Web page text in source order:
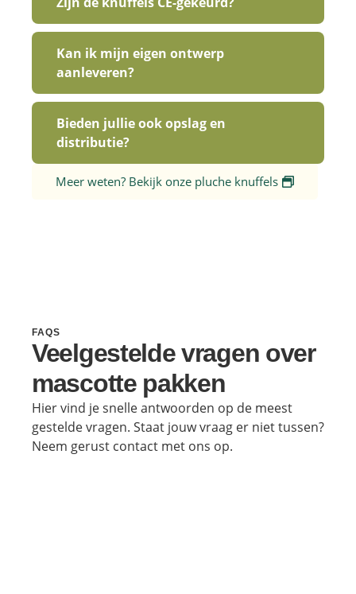
Kan ik mijn eigen ontwerp
aanleveren?
Bieden jullie ook opslag en
distributie?
Meer weten? Bekijk onze pluche knuffels
FAQS
Veelgestelde vragen over
mascotte pakken
Hier vind je snelle antwoorden op de meest
gestelde vragen. Staat jouw vraag er niet tussen?
Neem gerust contact met ons op.